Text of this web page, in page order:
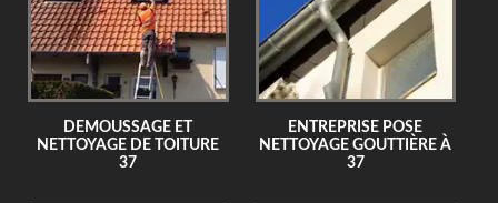
DEMOUSSAGE ET
NETTOYAGE DE TOITURE
37
ENTREPRISE POSE
NETTOYAGE GOUTTIÈRE À
37